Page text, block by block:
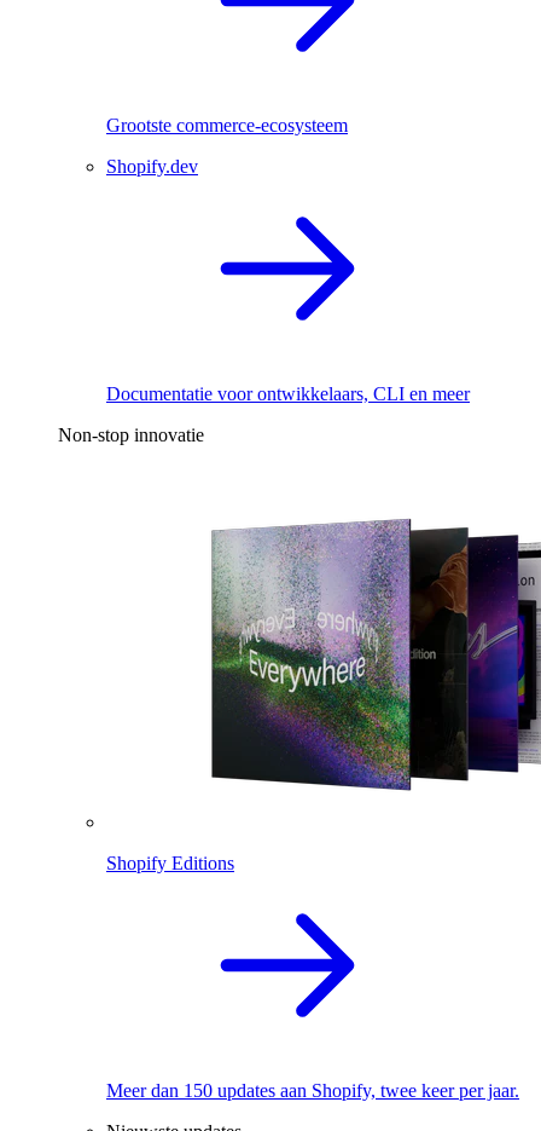
Grootste commerce-ecosysteem
Shopify.dev
Documentatie voor ontwikkelaars, CLI en meer
Non-stop innovatie
Shopify Editions
Meer dan 150 updates aan Shopify, twee keer per jaar.